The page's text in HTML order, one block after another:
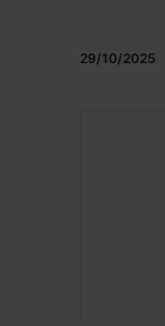
29/10/2025